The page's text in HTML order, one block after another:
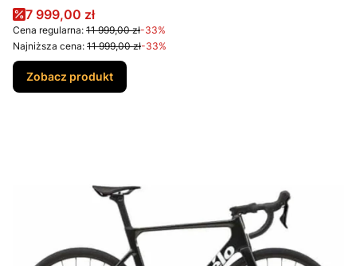
Cena promocyjna
7 999,00 zł
Cena regularna: 11 999,00 zł-33%
Najniższa cena: 11 999,00 zł-33%
Zobacz produkt